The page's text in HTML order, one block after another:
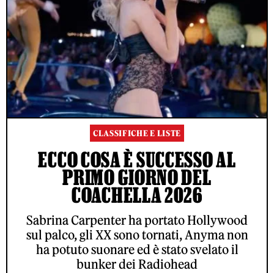
CLASSIFICHE E LISTE
ECCO COSA È SUCCESSO AL
PRIMO GIORNO DEL
COACHELLA 2026
Sabrina Carpenter ha portato Hollywood
sul palco, gli XX sono tornati, Anyma non
ha potuto suonare ed è stato svelato il
bunker dei Radiohead